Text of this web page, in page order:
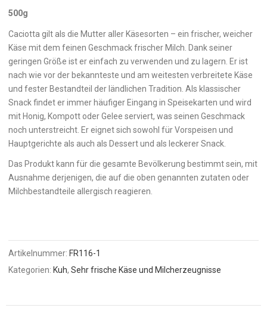
500g
Caciotta gilt als die Mutter aller Käsesorten – ein frischer, weicher
Käse mit dem feinen Geschmack frischer Milch. Dank seiner
geringen Größe ist er einfach zu verwenden und zu lagern. Er ist
nach wie vor der bekannteste und am weitesten verbreitete Käse
und fester Bestandteil der ländlichen Tradition. Als klassischer
Snack findet er immer häufiger Eingang in Speisekarten und wird
mit Honig, Kompott oder Gelee serviert, was seinen Geschmack
noch unterstreicht. Er eignet sich sowohl für Vorspeisen und
Hauptgerichte als auch als Dessert und als leckerer Snack.
Das Produkt kann für die gesamte Bevölkerung bestimmt sein, mit
Ausnahme derjenigen, die auf die oben genannten zutaten oder
Milchbestandteile allergisch reagieren.
Artikelnummer: FR116-1
Kategorien: Kuh,Sehr frische Käse und Milcherzeugnisse